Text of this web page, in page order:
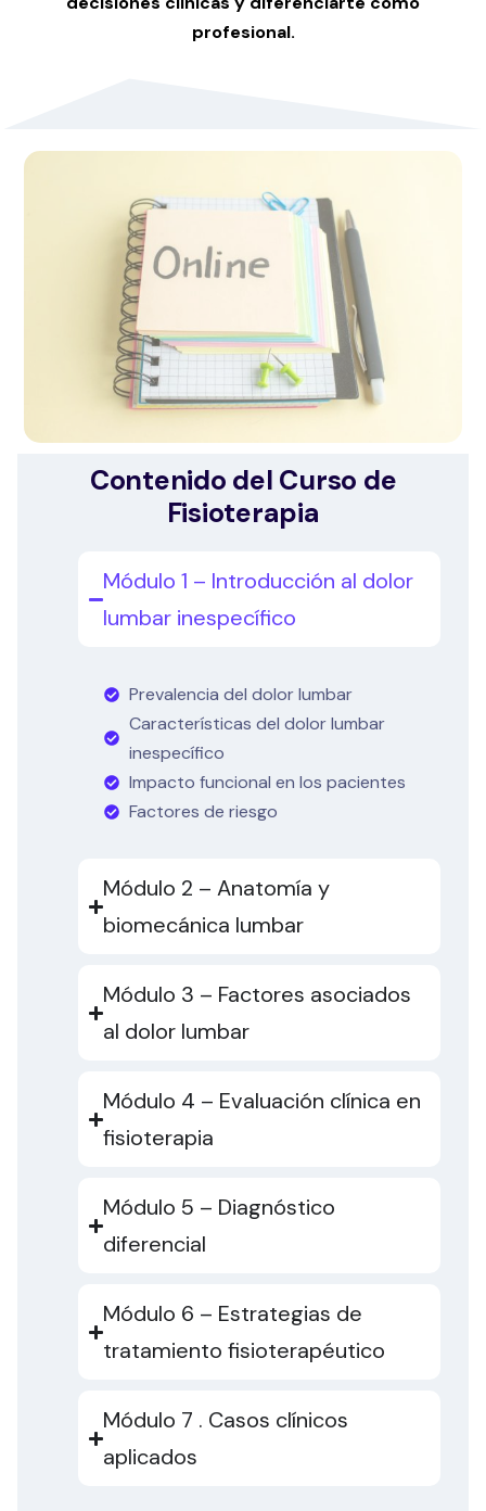
profesional.
Contenido del Curso de
Fisioterapia
Módulo 1 – Introducción al dolor
lumbar inespecífico
Prevalencia del dolor lumbar
Características del dolor lumbar
inespecífico
Impacto funcional en los pacientes
Factores de riesgo
Módulo 2 – Anatomía y
biomecánica lumbar
Módulo 3 – Factores asociados
al dolor lumbar
Módulo 4 – Evaluación clínica en
fisioterapia
Módulo 5 – Diagnóstico
diferencial
Módulo 6 – Estrategias de
tratamiento fisioterapéutico
Módulo 7 . Casos clínicos
aplicados